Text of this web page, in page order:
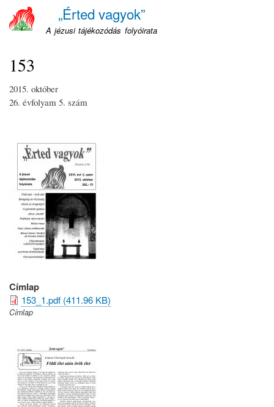
Ugrás
a
tartalomra
„Érted vagyok”
A jézusi tájékozódás folyóirata
153
2015. október
26. évfolyam 5. szám
Címlap
153_1.pdf (411.96 KB)
Címlap